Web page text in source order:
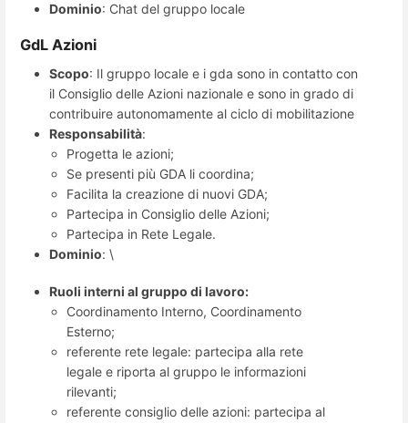
Dominio: Chat del gruppo locale
GdL Azioni
Scopo: Il gruppo locale e i gda sono in contatto con
il Consiglio delle Azioni nazionale e sono in grado di
contribuire autonomamente al ciclo di mobilitazione
Responsabilità:
Progetta le azioni;
Se presenti più GDA li coordina;
Facilita la creazione di nuovi GDA;
Partecipa in Consiglio delle Azioni;
Partecipa in Rete Legale.
Dominio: \
Ruoli interni al gruppo di lavoro:
Coordinamento Interno, Coordinamento
Esterno;
referente rete legale: partecipa alla rete
legale e riporta al gruppo le informazioni
rilevanti;
referente consiglio delle azioni: partecipa al